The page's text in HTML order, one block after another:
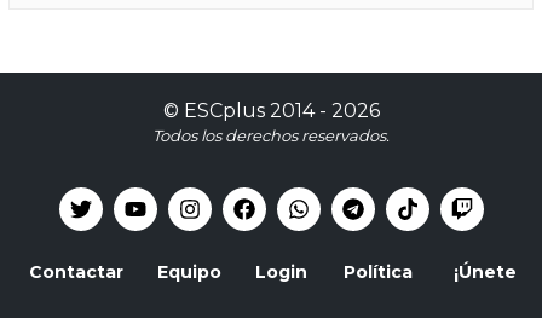
© ESCplus2014 - 2026
Todos los derechos reservados.
Contactar Equipo Login Política ¡Únete